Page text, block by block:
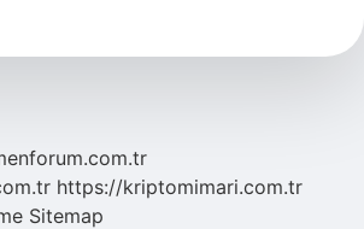
https://kriptomimari.com.tr
Sitemap